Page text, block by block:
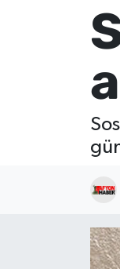
Sivil Toplum
Ekonomi
Magazin